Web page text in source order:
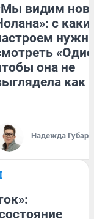
видим
с
она не
как
Надежда Губарь